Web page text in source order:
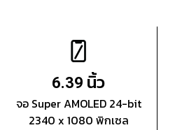
6.39 นิ้ว
จอ Super AMOLED 24-bit
2340 x 1080 พิกเซล